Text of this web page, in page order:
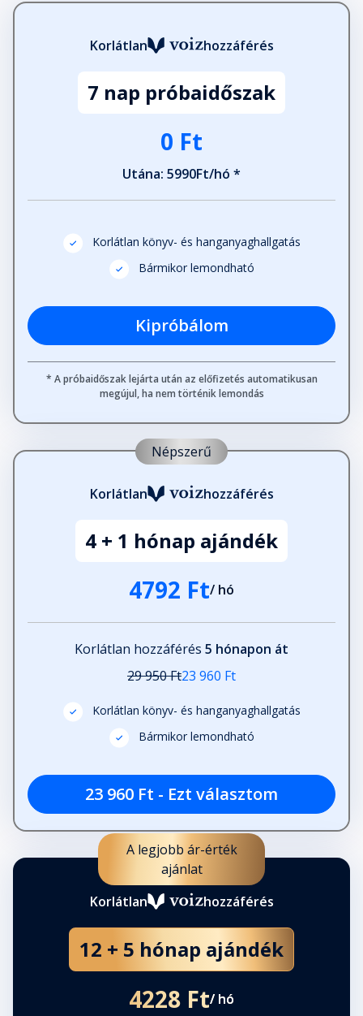
Fejezet hossza: 00:17:44
Köszönetnyilvánítás
Korlátlan hozzáférés
7 nap próbaidőszak
0 Ft
Utána: 5990Ft/hó *
Korlátlan könyv- és hanganyaghallgatás
Bármikor lemondható
Kipróbálom
* A próbaidőszak lejárta után az előfizetés automatikusan
megújul, ha nem történik lemondás
Népszerű
Korlátlan hozzáférés
4 + 1 hónap ajándék
4792 Ft/ hó
Korlátlan hozzáférés 5 hónapon át
29 950 Ft23 960 Ft
Korlátlan könyv- és hanganyaghallgatás
Bármikor lemondható
23 960 Ft - Ezt választom
A legjobb ár-érték
ajánlat
Korlátlan
hozzáférés
12 + 5 hónap ajándék
4228 Ft/ hó